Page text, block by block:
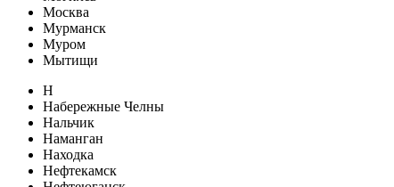
Москва
Мурманск
Муром
Мытищи
Н
Набережные Челны
Нальчик
Наманган
Находка
Нефтекамск